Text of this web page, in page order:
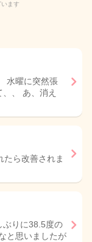
ます
水曜に突然張
、 あ、消え
たら改善されま
ぶりに38.5度の
と思いましたが